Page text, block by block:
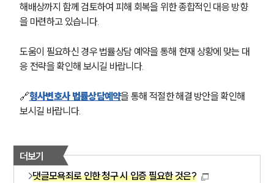
해배상까지 함께 검토하여 피해 회복을 위한 종합적인 대응 방향
을 마련하고 있습니다.
도움이 필요하신 경우 법률상담 예약을 통해 현재 상황에 맞는 대
응 전략을 확인해 보시길 바랍니다.
🔗형사변호사 법률상담예약을 통해 적절한 해결 방안을 확인해
보시길 바랍니다.
더보기
댓글모욕죄로 인한 청구 시 입증 필요한 것은?